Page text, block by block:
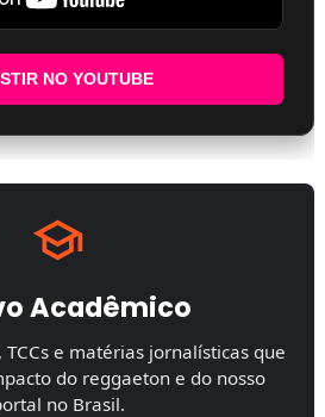
NO YOUTUBE
Acadêmico
TCCs e matérias jornalísticas que
do reggaeton e do nosso
no Brasil.